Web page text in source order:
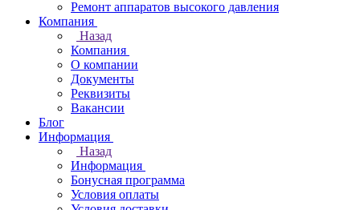
Ремонт аппаратов высокого давления
Компания
Назад
Компания
О компании
Документы
Реквизиты
Вакансии
Блог
Информация
Назад
Информация
Бонусная программа
Условия оплаты